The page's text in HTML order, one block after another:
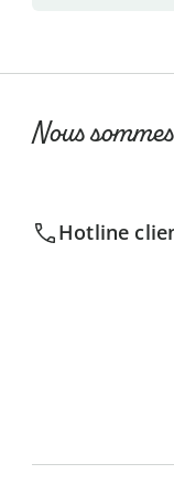
Nous
Hotline